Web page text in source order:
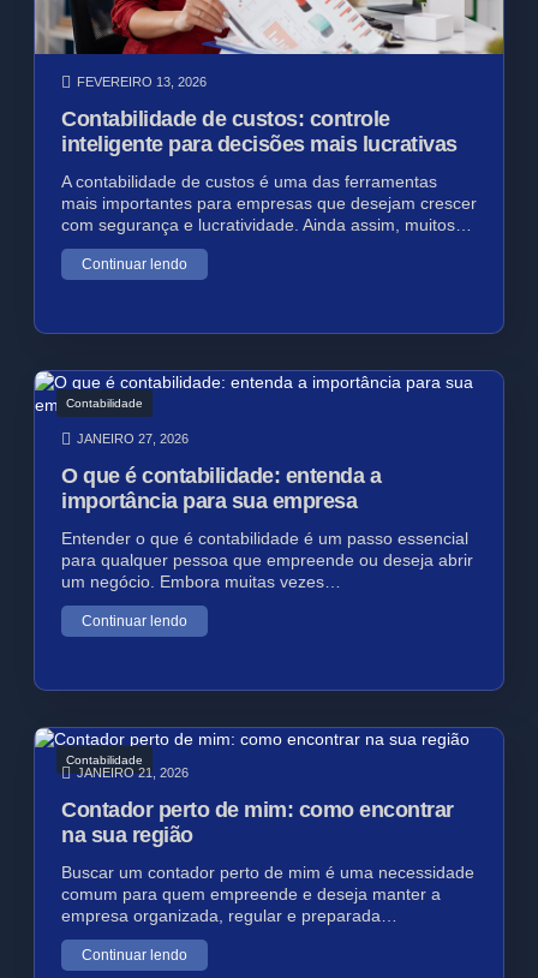
FEVEREIRO 13, 2026
Contabilidade de custos: controle
inteligente para decisões mais lucrativas
A contabilidade de custos é uma das ferramentas
mais importantes para empresas que desejam crescer
com segurança e lucratividade. Ainda assim, muitos…
Continuar lendo
Contabilidade
JANEIRO 27, 2026
O que é contabilidade: entenda a
importância para sua empresa
Entender o que é contabilidade é um passo essencial
para qualquer pessoa que empreende ou deseja abrir
um negócio. Embora muitas vezes…
Continuar lendo
Contabilidade
JANEIRO 21, 2026
Contador perto de mim: como encontrar
na sua região
Buscar um contador perto de mim é uma necessidade
comum para quem empreende e deseja manter a
empresa organizada, regular e preparada…
Continuar lendo